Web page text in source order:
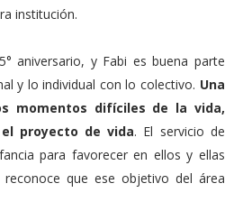
institución.
aniversario, y Fabi es buena parte
y lo individual con lo colectivo. Una
momentos difíciles de la vida,
proyecto de vida. El servicio de
para favorecer en ellos y ellas
que ese objetivo del área